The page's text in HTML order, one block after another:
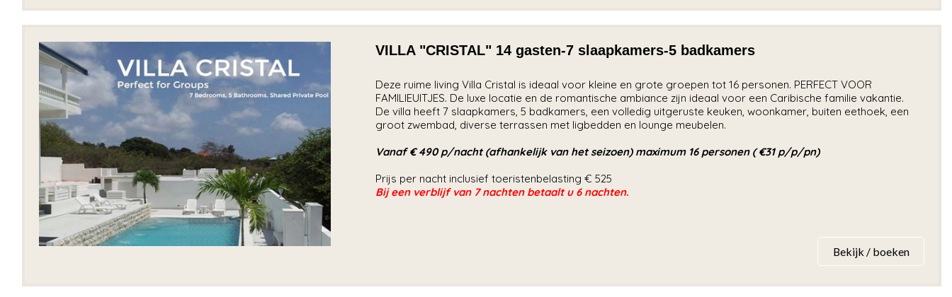
VILLA "CRISTAL" 14 gasten-7 slaapkamers-5 badkamers
Deze ruime living Villa Cristal is ideaal voor kleine en grote groepen tot 16 personen. PERFECT VOOR
FAMILIEUITJES. De luxe locatie en de romantische ambiance zijn ideaal voor een Caribische familie vakantie.
De villa heeft 7 slaapkamers, 5 badkamers, een volledig uitgeruste keuken, woonkamer, buiten eethoek, een
groot zwembad, diverse terrassen met ligbedden en lounge meubelen.
Vanaf € 490 p/nacht (afhankelijk van het seizoen) maximum 16 personen ( €31 p/p/pn)
Prijs per nacht inclusief toeristenbelasting € 525
Bij een verblijf van 7 nachten betaalt u 6 nachten.
Bekijk / boeken